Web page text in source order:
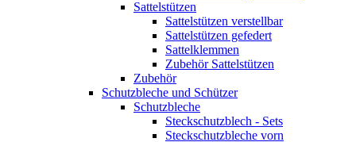
Sattelstützen
Sattelstützen verstellbar
Sattelstützen gefedert
Sattelklemmen
Zubehör Sattelstützen
Zubehör
Schutzbleche und Schützer
Schutzbleche
Steckschutzblech - Sets
Steckschutzbleche vorn